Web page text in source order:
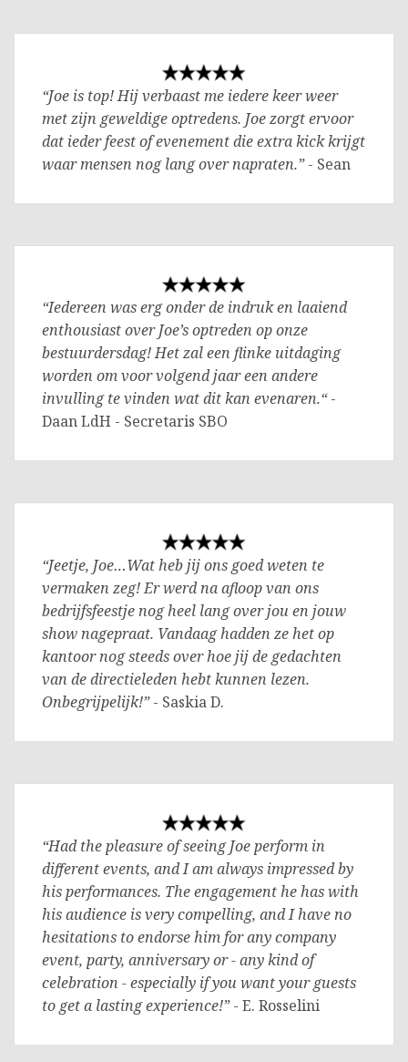
“Joe is top! Hij verbaast me iedere keer weer
met zijn geweldige optredens. Joe zorgt ervoor
dat ieder feest of evenement die extra kick krijgt
waar mensen nog lang over napraten.”- Sean
“Iedereen was erg onder de indruk en laaiend
enthousiast over Joe’s optreden op onze
bestuurdersdag! Het zal een flinke uitdaging
worden om voor volgend jaar een andere
invulling te vinden wat dit kan evenaren.“-
Daan LdH - Secretaris SBO
“Jeetje, Joe…Wat heb jij ons goed weten te
vermaken zeg! Er werd na afloop van ons
bedrijfsfeestje nog heel lang over jou en jouw
show nagepraat. Vandaag hadden ze het op
kantoor nog steeds over hoe jij de gedachten
van de directieleden hebt kunnen lezen.
Onbegrijpelijk!”- Saskia D.
“Had the pleasure of seeing Joe perform in
different events, and I am always impressed by
his performances. The engagement he has with
his audience is very compelling, and I have no
hesitations to endorse him for any company
event, party, anniversary or - any kind of
celebration - especially if you want your guests
to get a lasting experience!”- E. Rosselini